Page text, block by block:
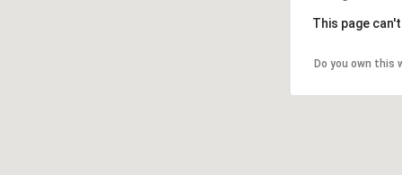
This page
Do you own this